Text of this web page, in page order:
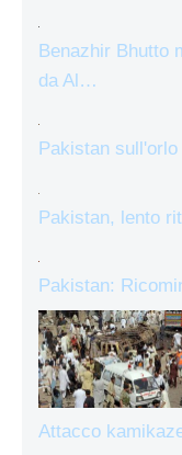
Benazhir Bhutto
da Al…
Pakistan
Pakistan, lento
Pakistan:
Attacco